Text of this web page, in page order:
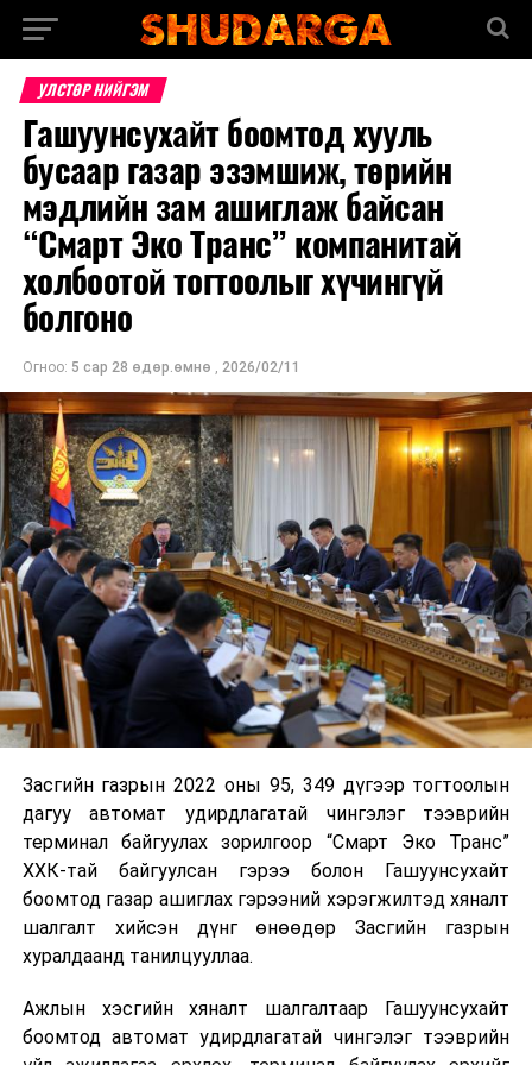
УЛСТӨР НИЙГЭМ
Гашуунсухайт боомтод хууль
бусаар газар эзэмшиж, төрийн
мэдлийн зам ашиглаж байсан
“Смарт Эко Транс” компанитай
холбоотой тогтоолыг хүчингүй
болгоно
Огноо: 5 сар 28 өдөр.өмнө , 2026/02/11
Засгийн газрын 2022 оны 95, 349 дүгээр тогтоолын
дагуу автомат удирдлагатай чингэлэг тээврийн
терминал байгуулах зорилгоор “Смарт Эко Транс”
ХХК-тай байгуулсан гэрээ болон Гашуунсухайт
боомтод газар ашиглах гэрээний хэрэгжилтэд хяналт
шалгалт хийсэн дүнг өнөөдөр Засгийн газрын
хуралдаанд танилцууллаа.
Ажлын хэсгийн хяналт шалгалтаар Гашуунсухайт
боомтод автомат удирдлагатай чингэлэг тээврийн